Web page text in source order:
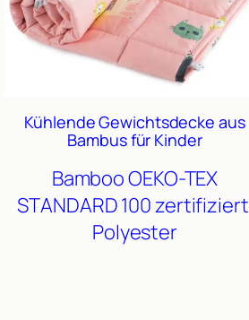
Kühlende Gewichtsdecke aus
Bambus für Kinder
BambooOEKO-TEX
STANDARD 100 zertifiziert
Polyester